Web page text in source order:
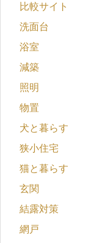
比較サイト
洗面台
浴室
減築
照明
物置
犬と暮らす
狭小住宅
猫と暮らす
玄関
結露対策
網戸